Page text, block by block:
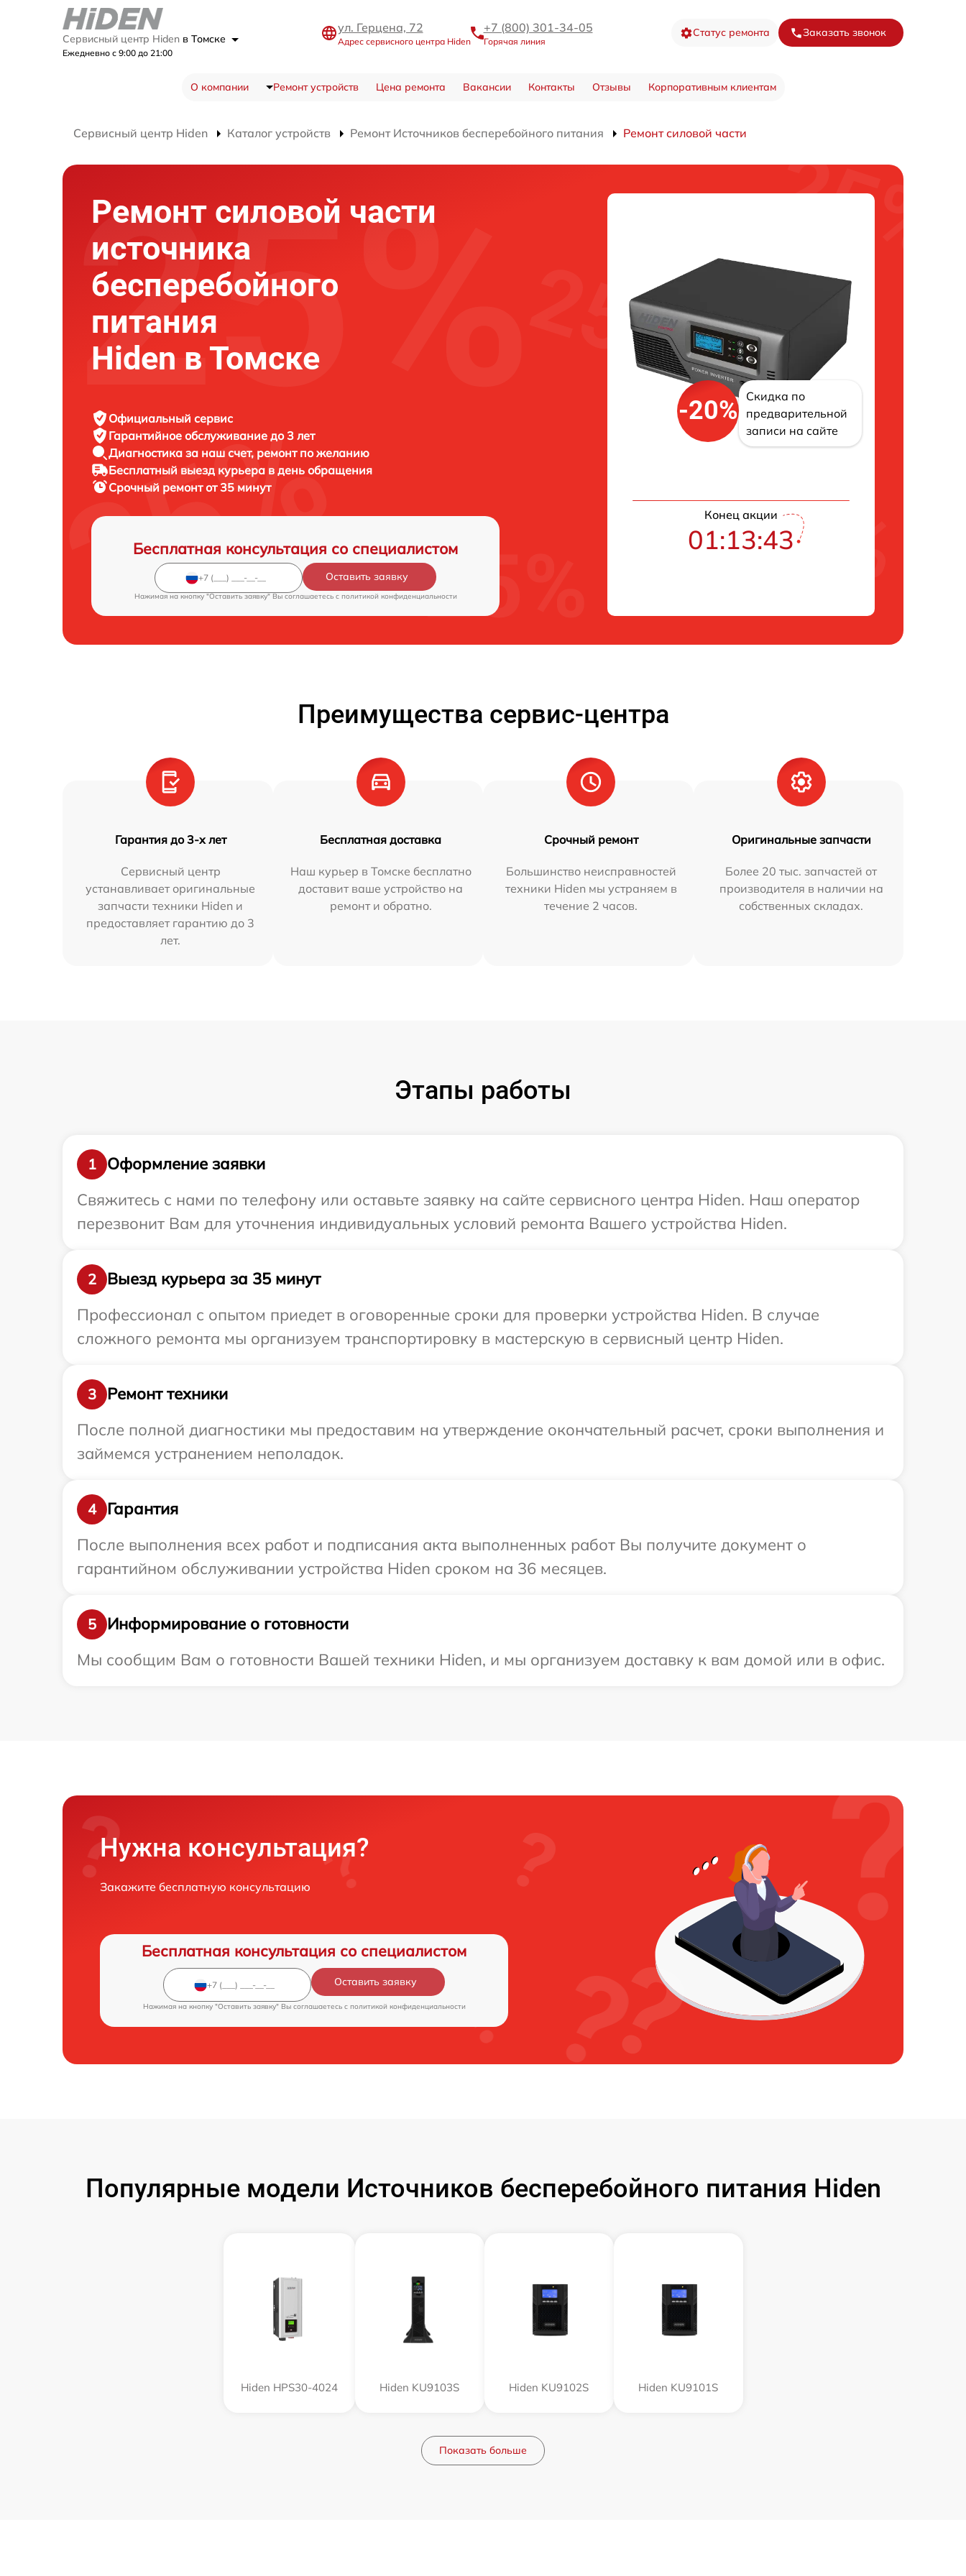
Сервисный центр Hiden в Томске
Ежедневно с 9:00 до 21:00
ул. Герцена, 72
Адрес сервисного центра Hiden
+7 (800) 301-34-05
Горячая линия
Статус ремонта Заказать звонок
О компании Ремонт устройств Цена ремонта Вакансии Контакты Отзывы Корпоративным клиентам
Сервисный центр Hiden Каталог устройств Ремонт Источников бесперебойного питания Ремонт силовой части
Ремонт силовой части
источника
бесперебойного
питания
Hiden в Томске
Официальный сервис
Гарантийное обслуживание до 3 лет
Диагностика за наш счет, ремонт по желанию
Бесплатный выезд курьера в день обращения
Срочный ремонтот 35 минут
Бесплатная консультация со специалистом
Оставить заявку
Нажимая на кнопку "Оставить заявку" Вы соглашаетесь c политикой конфиденциальности
-20%
Скидка по
предварительной
записи на сайте
Конец акции
01:13:42
Преимущества сервис-центра
Гарантия до 3-х лет
Сервисный центр
устанавливает оригинальные
запчасти техники Hiden и
предоставляет гарантию до 3
лет.
Бесплатная доставка
Наш курьер в Томске бесплатно
доставит ваше устройство на
ремонт и обратно.
Срочный ремонт
Большинство неисправностей
техники Hiden мы устраняем в
течение 2 часов.
Оригинальные запчасти
Более 20 тыс. запчастей от
производителя в наличии на
собственных складах.
Этапы работы
1
Оформление заявки
Свяжитесь с нами по телефону или оставьте заявку на сайте сервисного центра Hiden. Наш оператор
перезвонит Вам для уточнения индивидуальных условий ремонта Вашего устройства Hiden.
2
Выезд курьера за 35 минут
Профессионал с опытом приедет в оговоренные сроки для проверки устройства Hiden. В случае
сложного ремонта мы организуем транспортировку в мастерскую в сервисный центр Hiden.
3
Ремонт техники
После полной диагностики мы предоставим на утверждение окончательный расчет, сроки выполнения и
займемся устранением неполадок.
4
Гарантия
После выполнения всех работ и подписания акта выполненных работ Вы получите документ о
гарантийном обслуживании устройства Hiden сроком на 36 месяцев.
5
Информирование о готовности
Мы сообщим Вам о готовности Вашей техники Hiden, и мы организуем доставку к вам домой или в офис.
Нужна консультация?
Закажите бесплатную консультацию
Бесплатная консультация со специалистом
Оставить заявку
Нажимая на кнопку "Оставить заявку" Вы соглашаетесь c политикой конфиденциальности
Популярные модели Источников бесперебойного питания Hiden
Hiden HPS30-4024 Hiden KU9103S Hiden KU9102S Hiden KU9101S
Показать больше